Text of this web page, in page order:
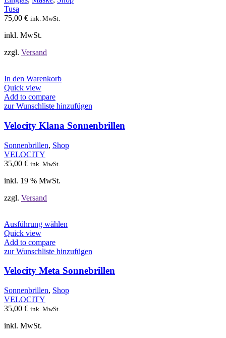
können
Tusa
75,00 € ink. MwSt.
inkl. MwSt.
zzgl. Versand
In den Warenkorb
Quick view
Add to compare
zur Wunschliste hinzufügen
Velocity Klana Sonnenbrillen
Sonnenbrillen, Shop
VELOCITY
35,00 € ink. MwSt.
inkl. 19 % MwSt.
zzgl. Versand
Ausführung wählen
mehrere
auf.
Optionen
können
Quick view
Add to compare
zur Wunschliste hinzufügen
Velocity Meta Sonnebrillen
Sonnenbrillen, Shop
VELOCITY
35,00 € ink. MwSt.
inkl. MwSt.